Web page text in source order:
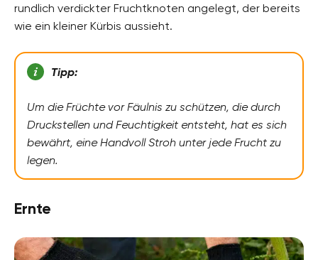
rundlich verdickter Fruchtknoten angelegt, der bereits
wie ein kleiner Kürbis aussieht.
Tipp:
Um die Früchte vor Fäulnis zu schützen, die durch
Druckstellen und Feuchtigkeit entsteht, hat es sich
bewährt, eine Handvoll Stroh unter jede Frucht zu
legen.
Ernte